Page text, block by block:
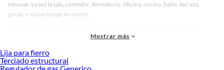
renovar, ya sea la sala, comedor, dormitorio, oficina, cocina, baño, terraza,
garaje o el que tengas en mente.
materiales, medidas, colores y demás características específicas de tu
necesario para cada uno de tus proyectos en las mejores marcas de calidad y con
garantía.
Mostrar más
Lija para fierro
Terciado estructural